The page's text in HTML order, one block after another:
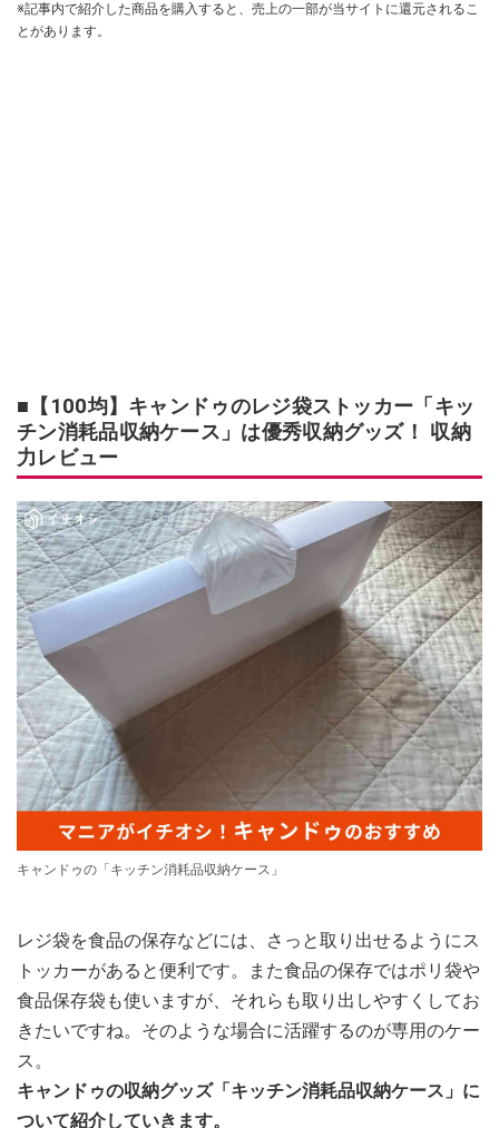
※記事内で紹介した商品を購入すると、売上の一部が当サイトに還元されるこ
とがあります。
■【100均】キャンドゥのレジ袋ストッカー「キッ
チン消耗品収納ケース」は優秀収納グッズ！ 収納
力レビュー
キャンドゥの「キッチン消耗品収納ケース」
レジ袋を食品の保存などには、さっと取り出せるようにス
トッカーがあると便利です。また食品の保存ではポリ袋や
食品保存袋も使いますが、それらも取り出しやすくしてお
きたいですね。そのような場合に活躍するのが専用のケー
ス。
キャンドゥの収納グッズ「キッチン消耗品収納ケース」に
ついて紹介していきます。